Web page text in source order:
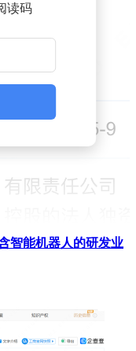
读码
智能机器人的研发业